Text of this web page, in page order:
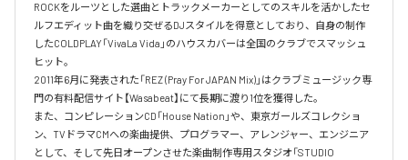
ROCKをルーツとした選曲とトラックメーカーとしてのスキルを活かしたセ
ルフエディット曲を織り交ぜるDJスタイルを得意としており、自身の制作
したCOLDPLAY「VivaLa Vida」のハウスカバーは全国のクラブでスマッシュ
ヒット。
2011年6月に発表された「REZ (Pray For JAPAN Mix)」はクラブミュージック専
門の有料配信サイト【Wasabeat】にて長期に渡り1位を獲得した。
また、コンピレーションCD「House Nation」や、東京ガールズコレクショ
ン、TVドラマCMへの楽曲提供、プログラマー、アレンジャー、エンジニア
として、そして先日オープンさせた楽曲制作専用スタジオ「STUDIO